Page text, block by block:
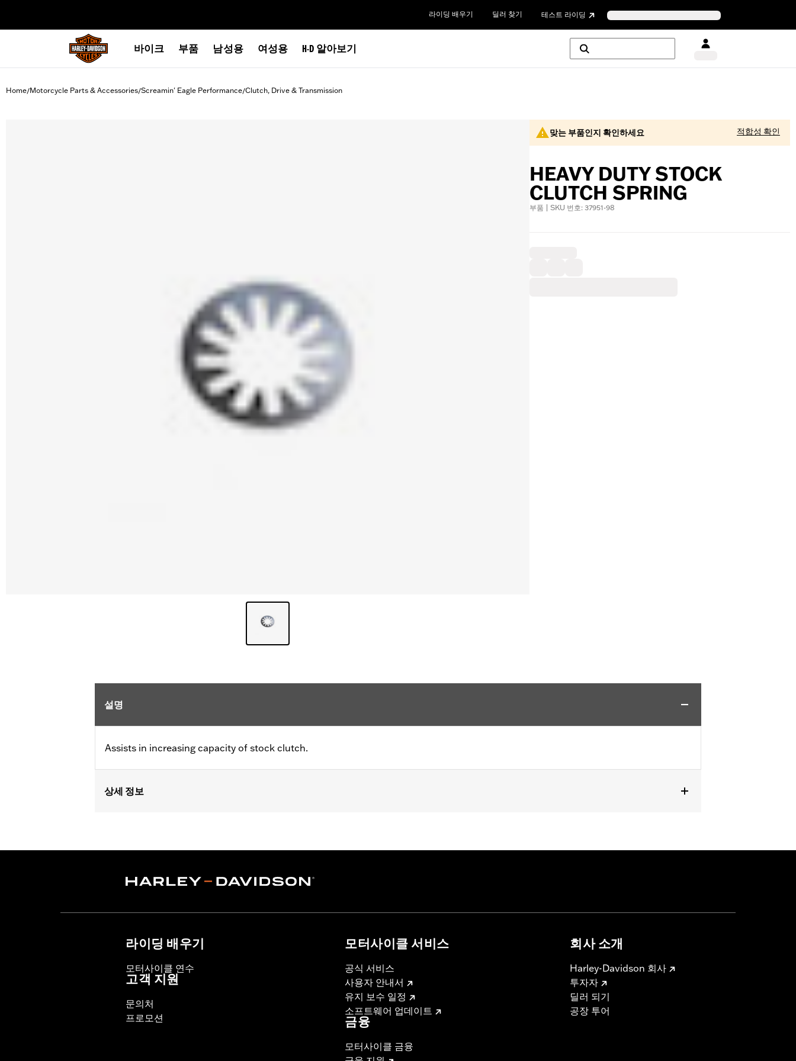
라이딩 배우기 딜러 찾기 테스트 라이딩
바이크 부품 남성용 여성용 H-D 알아보기
Home/Motorcycle Parts & Accessories/Screamin' Eagle Performance/Clutch, Drive & Transmission
맞는 부품인지 확인하세요 적합성 확인
HEAVY DUTY STOCK
CLUTCH SPRING
부품 | SKU 번호: 37951-98
설명
Assists in increasing capacity of stock clutch.
상세 정보
equipped with Screamin’ Eagle® A&S Clutch Kit P/N 37000026.
In the Box: Clutch spring only
라이딩 배우기
모터사이클 연수
고객 지원
문의처
프로모션
모터사이클 서비스
공식 서비스
사용자 안내서
유지 보수 일정
소프트웨어 업데이트
금융
모터사이클 금융
회사 소개
Harley-Davidson 회사
투자자
딜러 되기
공장 투어